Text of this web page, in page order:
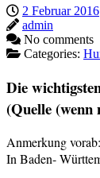
2 Februar 2016
admin
No comments
Categories:
Die
(Quelle (wenn
Anmerkung vorab:
In Baden-